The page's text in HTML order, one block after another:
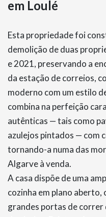
em Loulé
Esta propriedade foi
demolição de duas
e 2021, preservando a
da estação de correios,
moderno com um estilo
combina na perfeição
autênticas — tais como
azulejos pintados — com
tornando-a numa das
Algarve à venda.
A casa dispõe de uma
cozinha em plano
grandes portas de correr